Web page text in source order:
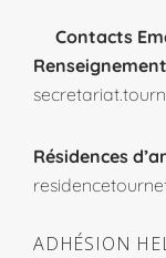
Contacts
Résidences
ADHÉSION